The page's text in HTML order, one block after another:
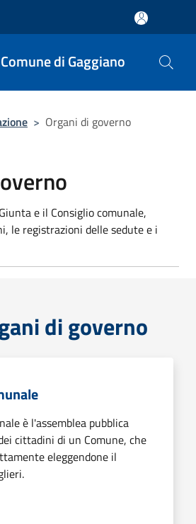
Comune di Gaggiano
> Organi di governo
e il Consiglio comunale,
le registrazioni delle sedute e i
di governo
è l'assemblea pubblica
cittadini di un Comune, che
eleggendone il